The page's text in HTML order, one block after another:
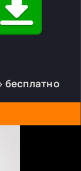
бесплатно